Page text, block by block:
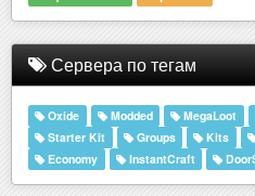
Сервера по тегам
Oxide Modded MegaLoot
Starter Kit
Groups Kits
Economy
InstantCraft